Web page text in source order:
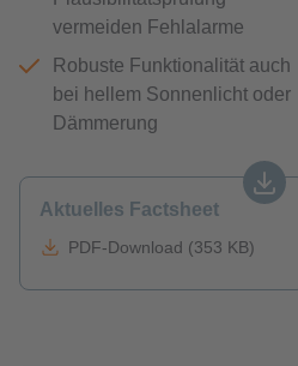
vermeiden Fehlalarme
Robuste Funktionalität auch
bei hellem Sonnenlicht oder
Dämmerung
Aktuelles Factsheet
PDF-Download (353 KB)